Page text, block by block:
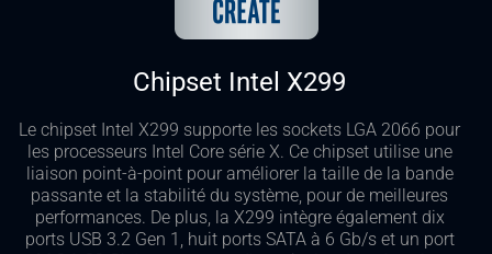
Chipset Intel X299
Le chipset Intel X299 supporte les sockets LGA 2066 pour
les processeurs Intel Core série X. Ce chipset utilise une
liaison point-à-point pour améliorer la taille de la bande
passante et la stabilité du système, pour de meilleures
performances. De plus, la X299 intègre également dix
ports USB 3.2 Gen 1, huit ports SATA à 6 Gb/s et un port